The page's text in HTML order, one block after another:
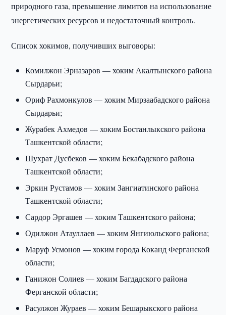
природного газа, превышение лимитов на использование
энергетических ресурсов и недостаточный контроль.
Список хокимов, получивших выговоры:
Комилжон Эрназаров — хоким Акалтынского района
Сырдарьи;
Ориф Рахмонкулов — хоким Мирзаабадского района
Сырдарьи;
Журабек Ахмедов — хоким Бостанлыкского района
Ташкентской области;
Шухрат Дусбеков — хоким Бекабадского района
Ташкентской области;
Эркин Рустамов — хоким Зангиатинского района
Ташкентской области;
Сардор Эргашев — хоким Ташкентского района;
Одилжон Атауллаев — хоким Янгиюльского района;
Маруф Усмонов — хоким города Коканд Ферганской
области;
Ганижон Солиев — хоким Багдадского района
Ферганской области;
Расулжон Жураев — хоким Бешарыкского района